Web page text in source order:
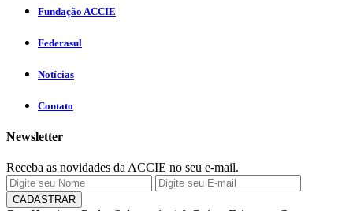
Fundação ACCIE
Federasul
Notícias
Contato
Newsletter
Receba as novidades da ACCIE no seu e-mail.